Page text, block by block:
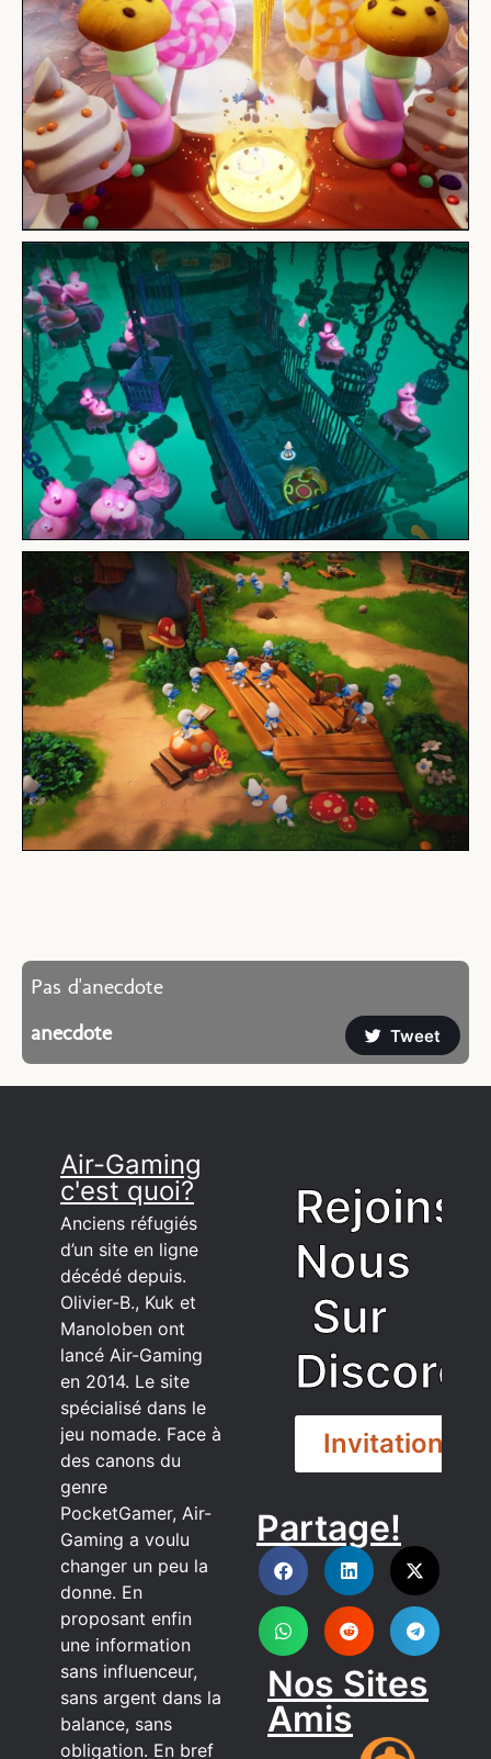
Pas d'anecdote
anecdote
Tweet
Air-Gaming
c'est quoi?
Anciens réfugiés
d’un site en ligne
décédé depuis.
Olivier-B., Kuk et
Manoloben ont
lancé Air-Gaming
en 2014. Le site
spécialisé dans le
jeu nomade. Face à
des canons du
genre
PocketGamer, Air-
Gaming a voulu
changer un peu la
donne. En
proposant enfin
une information
sans influenceur,
sans argent dans la
balance, sans
obligation. En bref
Rejoins
Nous
Sur
Discord
Invitation
DISCORD
Partage!
Nos Sites
Amis